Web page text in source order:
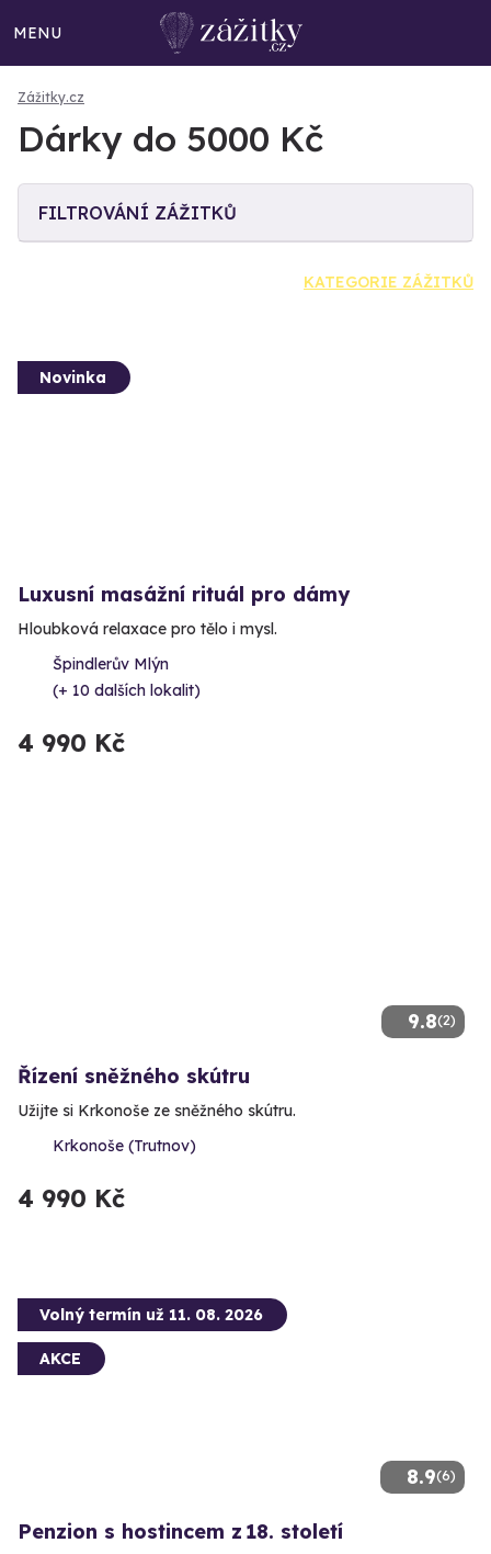
MENU
Zážitky.cz
Dárky do 5000 Kč
FILTROVÁNÍ ZÁŽITKŮ
KATEGORIE ZÁŽITKŮ
Novinka
Luxusní masážní rituál pro dámy
Hloubková relaxace pro tělo i mysl.
Špindlerův Mlýn
(+ 10 dalších lokalit)
4 990 Kč
9.8(2)
Řízení sněžného skútru
Užijte si Krkonoše ze sněžného skútru.
Krkonoše (Trutnov)
4 990 Kč
8.9(6)
Volný termín už 11. 08. 2026
AKCE
Penzion s hostincem z 18. století